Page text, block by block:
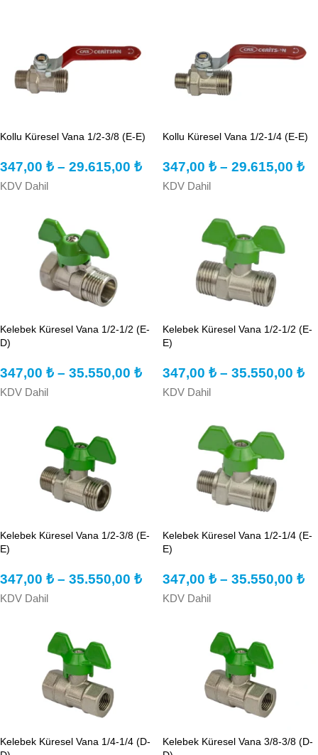
Kollu Küresel Vana 1/2-3/8 (E-E)
347,00 ₺ – 29.615,00 ₺
KDV Dahil
Kollu Küresel Vana 1/2-1/4 (E-E)
347,00 ₺ – 29.615,00 ₺
KDV Dahil
Kelebek Küresel Vana 1/2-1/2 (E-
D)
347,00 ₺ – 35.550,00 ₺
KDV Dahil
Kelebek Küresel Vana 1/2-1/2 (E-
E)
347,00 ₺ – 35.550,00 ₺
KDV Dahil
Kelebek Küresel Vana 1/2-3/8 (E-
E)
347,00 ₺ – 35.550,00 ₺
KDV Dahil
Kelebek Küresel Vana 1/2-1/4 (E-
E)
347,00 ₺ – 35.550,00 ₺
KDV Dahil
Kelebek Küresel Vana 1/4-1/4 (D-
Kelebek Küresel Vana 3/8-3/8 (D-